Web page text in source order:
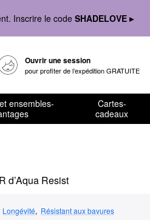
Inscrire le code SHADELOVE ▸
Ouvrir une session
pour profiter de l’expédition GRATUITE
ensembles-
Cartes-
cadeaux
d’Aqua Resist
Longévité, Résistant aux bavures